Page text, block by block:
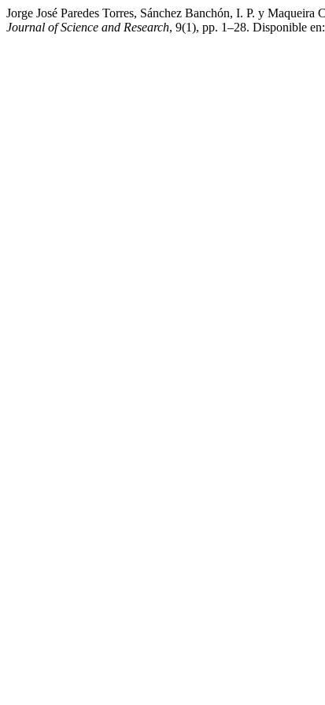
Jorge José Paredes Torres, Sánchez Banchón, I. P. y
Journal of Science and Research, 9(1), pp. 1–28. Disponible